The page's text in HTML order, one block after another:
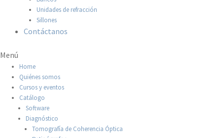
Unidades de refracción
Sillones
Contáctanos
Menú
Home
Quiénes somos
Cursos y eventos
Catálogo
Software
Diagnóstico
Tomografía de Coherencia Óptica